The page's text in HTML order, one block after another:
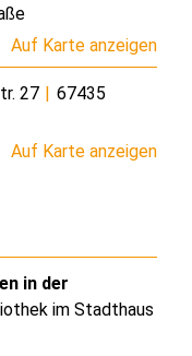
Auf Karte anzeigen
27
67435
Auf Karte anzeigen
in der
im Stadthaus